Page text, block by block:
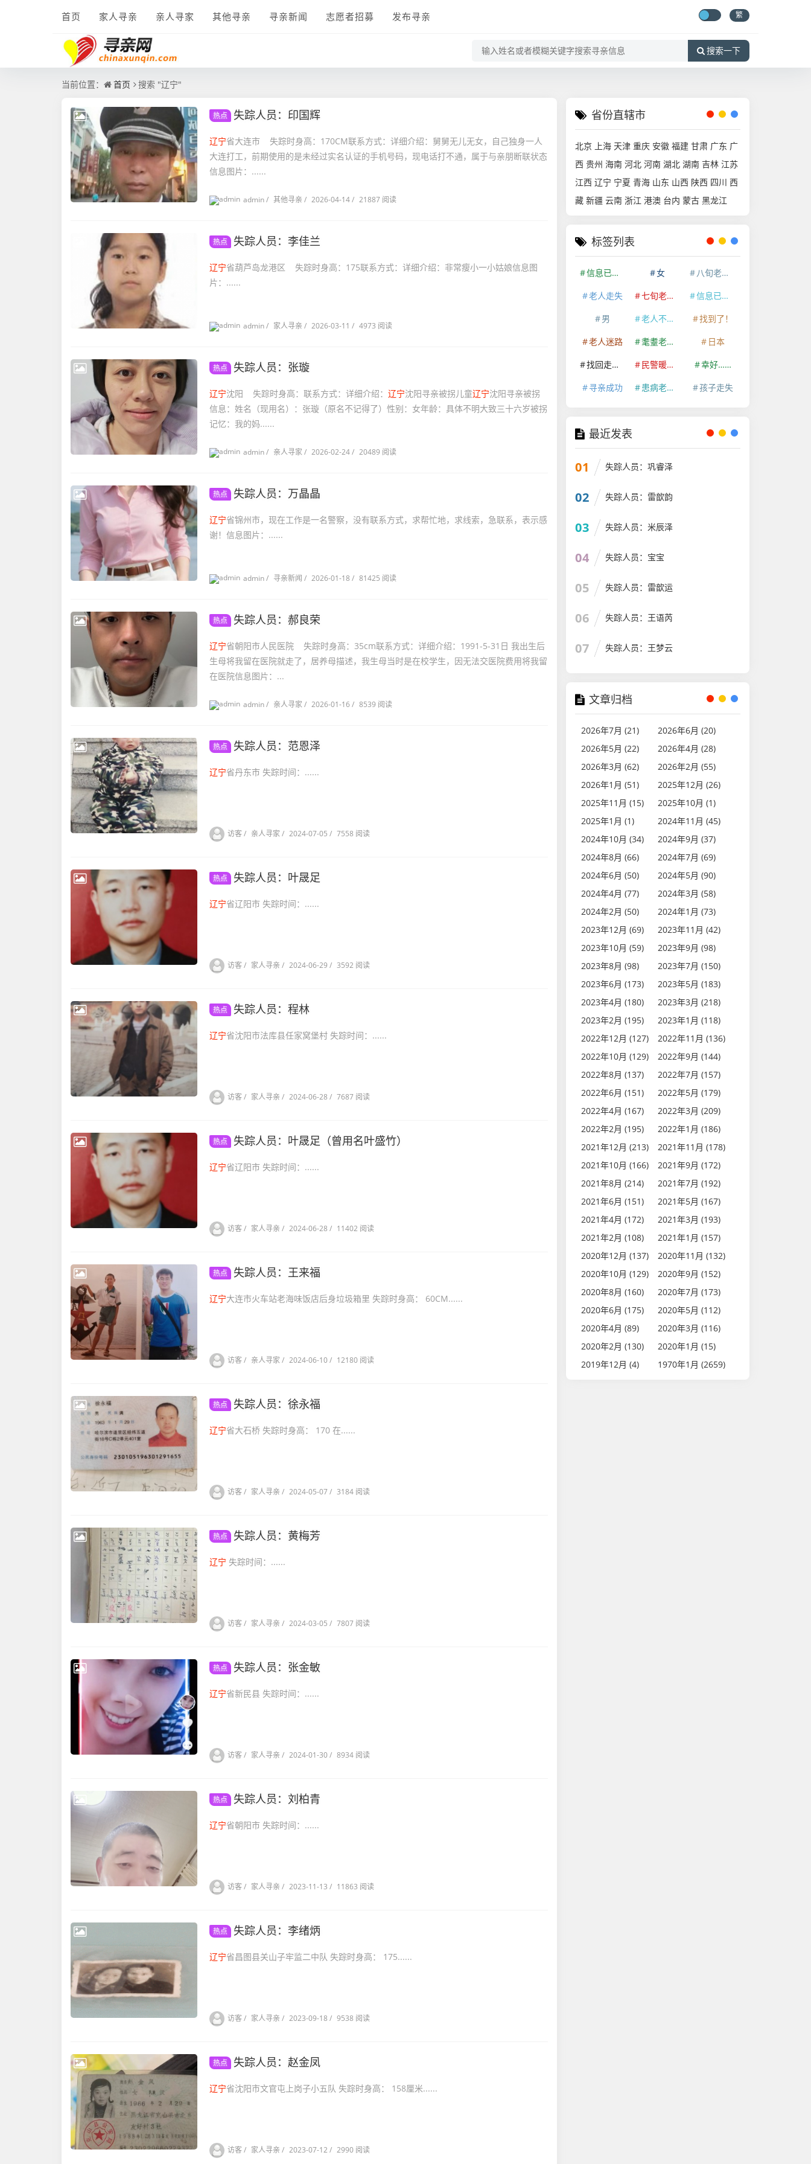
首页 家人寻亲 亲人寻家 其他寻亲 寻亲新闻 志愿者招募 发布寻亲 繁
搜索一下
当前位置： 首页 搜索 "辽宁"
热点 失踪人员：印国辉
辽宁省大连市 失踪时身高：170CM联系方式：详细介绍：舅舅无儿无女，自己独身一人
大连打工，前期使用的是未经过实名认证的手机号码，现电话打不通，属于与亲朋断联状态
信息图片：......
admin/ 其他寻亲 / 2026-04-14/ 21887 阅读
热点 失踪人员：李佳兰
辽宁省葫芦岛龙港区 失踪时身高：175联系方式：详细介绍：非常瘦小一小姑娘信息图
片：......
admin/ 家人寻亲 / 2026-03-11 / 4973 阅读
热点 失踪人员：张璇
辽宁沈阳 失踪时身高：联系方式：详细介绍： 辽宁沈阳寻亲被拐儿童辽宁沈阳寻亲被拐
信息：姓名（现用名）：张璇（原名不记得了）性别：女年龄：具体不明大致三十六岁被拐
记忆：我的妈......
admin/ 亲人寻家/ 2026-02-24/ 20489 阅读
热点 失踪人员：万晶晶
辽宁省锦州市，现在工作是一名警察，没有联系方式，求帮忙地，求线索，急联系，表示感
谢！信息图片：......
admin/ 寻亲新闻 / 2026-01-18 / 81425 阅读
热点 失踪人员：郝良荣
辽宁省朝阳市人民医院 失踪时身高：35cm联系方式：详细介绍：1991-5-31日 我出生后
生母将我留在医院就走了，居养母描述，我生母当时是在校学生，因无法交医院费用将我留
在医院信息图片：...
admin/ 亲人寻家/ 2026-01-16/ 8539 阅读
热点 失踪人员：范恩泽
辽宁 省丹东市 失踪时间：......
访客/ 亲人寻家/ 2024-07-05 / 7558 阅读
热点 失踪人员：叶晟足
辽宁 省辽阳市 失踪时间：......
访客/ 家人寻亲 / 2024-06-29 / 3592 阅读
热点 失踪人员：程林
辽宁 省沈阳市法库县任家窝堡村 失踪时间：......
访客/ 家人寻亲 / 2024-06-28 / 7687 阅读
热点 失踪人员：叶晟足（曾用名叶盛竹）
辽宁 省辽阳市 失踪时间：......
访客/ 家人寻亲 / 2024-06-28 / 11402 阅读
热点 失踪人员：王来福
辽宁 大连市火车站老海味饭店后身垃圾箱里 失踪时身高： 60CM......
访客/ 亲人寻家/ 2024-06-10/ 12180 阅读
热点 失踪人员：徐永福
辽宁 省大石桥 失踪时身高： 170 在......
访客/ 家人寻亲 / 2024-05-07/ 3184 阅读
热点 失踪人员：黄梅芳
辽宁 失踪时间：......
访客/ 家人寻亲 / 2024-03-05 / 7807 阅读
热点 失踪人员：张金敏
辽宁 省新民县 失踪时间：......
访客/ 家人寻亲 / 2024-01-30/ 8934 阅读
热点 失踪人员：刘柏青
辽宁 省朝阳市 失踪时间：......
访客/ 家人寻亲 / 2023-11-13 / 11863 阅读
热点 失踪人员：李绪炳
辽宁 省昌图县关山子牢监二中队 失踪时身高： 175......
访客/ 家人寻亲 / 2023-09-18 / 9538 阅读
热点 失踪人员：赵金凤
辽宁 省沈阳市文官屯上岗子小五队 失踪时身高： 158厘米......
访客/ 家人寻亲 / 2023-07-12 / 2990 阅读
省份直辖市
北京 上海 天津 重庆 安徽 福建 甘肃 广东 广
西 贵州 海南 河北 河南 湖北 湖南 吉林 江苏
江西 辽宁 宁夏 青海 山东 山西 陕西 四川 西
藏 新疆 云南 浙江 港澳 台内 蒙古 黑龙江
标签列表
信息已经删除 女
八旬老人走失
老人走失
七旬老人走失
信息已删除
男
老人不慎走失
找到了！
老人迷路
耄耋老人走失
日本
找回走失老人
民警暖心救助
幸好……
寻亲成功
患病老人走失 孩子走失
最近发表
01 失踪人员：巩睿泽
02 失踪人员：雷歆韵
03 失踪人员：米辰泽
04 失踪人员：宝宝
05 失踪人员：雷歆运
06 失踪人员：王语芮
07 失踪人员：王梦云
文章归档
2026年7月 (21)
2026年6月 (20)
2026年5月 (22)
2026年4月 (28)
2026年3月 (62)
2026年2月 (55)
2026年1月 (51)
2025年12月 (26)
2025年11月 (15)
2025年10月 (1)
2025年1月 (1)
2024年11月 (45)
2024年10月 (34)
2024年9月 (37)
2024年8月 (66)
2024年7月 (69)
2024年6月 (50)
2024年5月 (90)
2024年4月 (77)
2024年3月 (58)
2024年2月 (50)
2024年1月 (73)
2023年12月 (69)
2023年11月 (42)
2023年10月 (59)
2023年9月 (98)
2023年8月 (98)
2023年7月 (150)
2023年6月 (173)
2023年5月 (183)
2023年4月 (180)
2023年3月 (218)
2023年2月 (195)
2023年1月 (118)
2022年12月 (127)
2022年11月 (136)
2022年10月 (129)
2022年9月 (144)
2022年8月 (137)
2022年7月 (157)
2022年6月 (151)
2022年5月 (179)
2022年4月 (167)
2022年3月 (209)
2022年2月 (195)
2022年1月 (186)
2021年12月 (213)
2021年11月 (178)
2021年10月 (166)
2021年9月 (172)
2021年8月 (214)
2021年7月 (192)
2021年6月 (151)
2021年5月 (167)
2021年4月 (172)
2021年3月 (193)
2021年2月 (108)
2021年1月 (157)
2020年12月 (137)
2020年11月 (132)
2020年10月 (129)
2020年9月 (152)
2020年8月 (160)
2020年7月 (173)
2020年6月 (175)
2020年5月 (112)
2020年4月 (89)
2020年3月 (116)
2020年2月 (130)
2020年1月 (15)
2019年12月 (4)
1970年1月 (2659)